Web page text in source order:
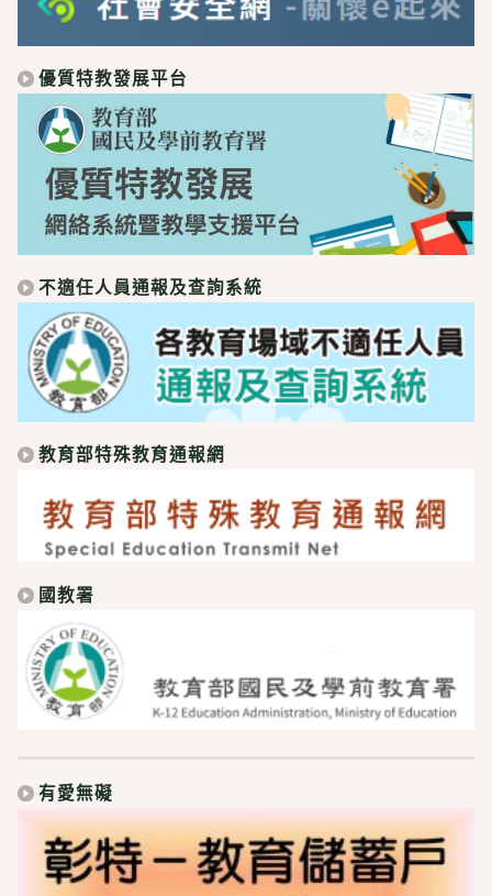
優質特教發展平台
不適任人員通報及查詢系統
教育部特殊教育通報網
國教署
有愛無礙